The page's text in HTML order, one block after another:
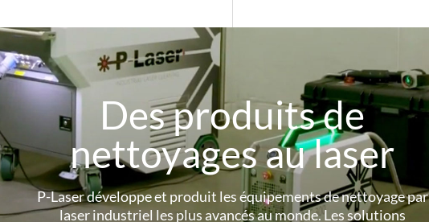
Des produits de
nettoyages au laser
P-Laserdéveloppe et produit les équipements de nettoyage par
laser industriel les plus avancés au monde. Les solutions